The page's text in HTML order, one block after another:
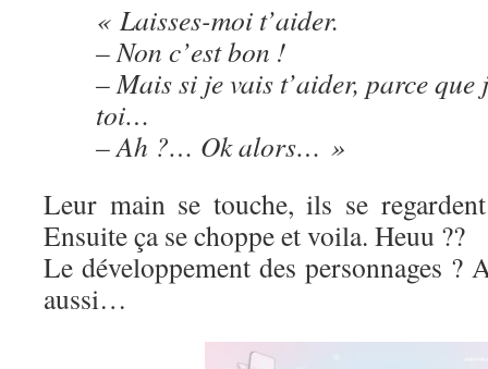
« Laisses-moi t’aider.
– Non c’est bon !
– Mais si je vais t’aider, parce que
toi…
– Ah ?… Ok alors… »
Leur main se touche, ils se
Ensuite ça se choppe et voila. Heuu ??
Le développement des personnages
aussi…